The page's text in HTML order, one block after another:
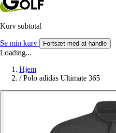
Kurv subtotal
Se min kurv Fortsæt med at handle
Loading...
Hjem
/ Polo adidas Ultimate 365